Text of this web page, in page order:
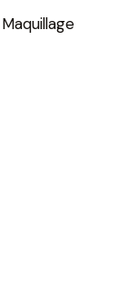
Maquillage